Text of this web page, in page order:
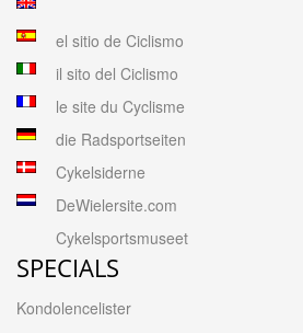
el sitio de Ciclismo
il sito del Ciclismo
le site du Cyclisme
die Radsportseiten
Cykelsiderne
DeWielersite.com
Cykelsportsmuseet
SPECIALS
Kondolencelister